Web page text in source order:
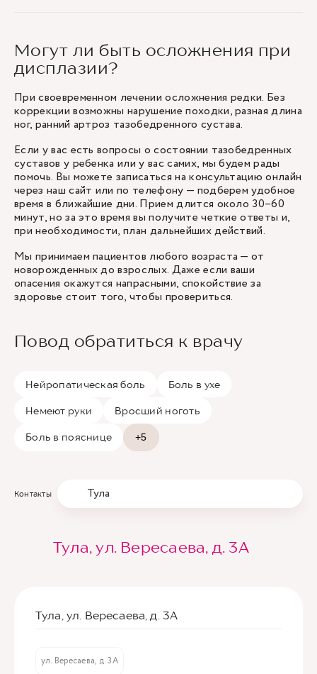
Могут ли быть осложнения при
дисплазии?
При своевременном лечении осложнения редки. Без
коррекции возможны нарушение походки, разная длина
ног, ранний артроз тазобедренного сустава.
Если у вас есть вопросы о состоянии тазобедренных
суставов у ребенка или у вас самих, мы будем рады
помочь. Вы можете записаться на консультацию онлайн
через наш сайт или по телефону — подберем удобное
время в ближайшие дни. Прием длится около 30–60
минут, но за это время вы получите четкие ответы и,
при необходимости, план дальнейших действий.
Мы принимаем пациентов любого возраста — от
новорожденных до взрослых. Даже если ваши
опасения окажутся напрасными, спокойствие за
здоровье стоит того, чтобы провериться.
Повод обратиться к врачу
Нейропатическая боль Боль в ухе
Немеют руки Вросший ноготь
Боль в пояснице +5
Контакты Тула
Тула, ул. Вересаева, д. 3А
Тула, ул. Вересаева, д. 3А
ул. Вересаева, д. 3А